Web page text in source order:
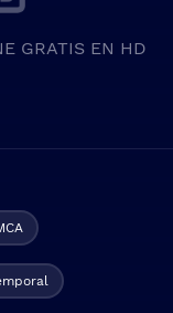
GRATIS EN HD